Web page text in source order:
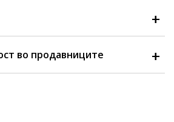
во продавниците